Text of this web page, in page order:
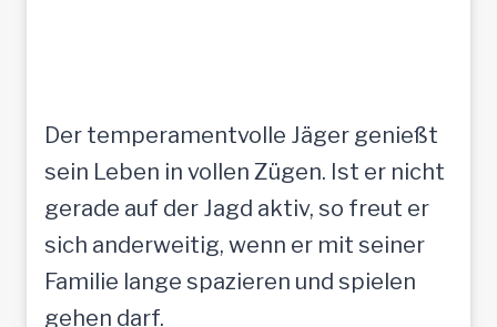
Der temperamentvolle Jäger genießt
sein Leben in vollen Zügen. Ist er nicht
gerade auf der Jagd aktiv, so freut er
sich anderweitig, wenn er mit seiner
Familie lange spazieren und spielen
gehen darf.